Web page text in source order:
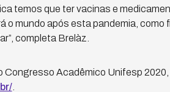
temos que ter vacinas e
o mundo após esta pandemia, como
completa Brelàz.
Acadêmico Unifesp
.